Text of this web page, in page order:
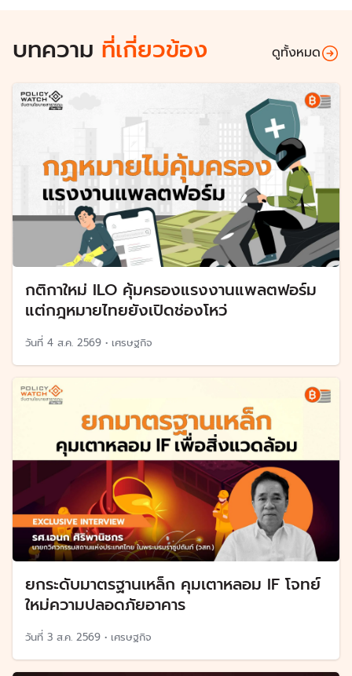
บทความ ที่เกี่ยวข้อง ดูทั้งหมด
กติกาใหม่ ILO คุ้มครองแรงงานแพลตฟอร์ม
แต่กฎหมายไทยยังเปิดช่องโหว่
วันที่ 4 ส.ค. 2569 • เศรษฐกิจ
ยกระดับมาตรฐานเหล็ก คุมเตาหลอม IF โจทย์
ใหม่ความปลอดภัยอาคาร
วันที่ 3 ส.ค. 2569 • เศรษฐกิจ